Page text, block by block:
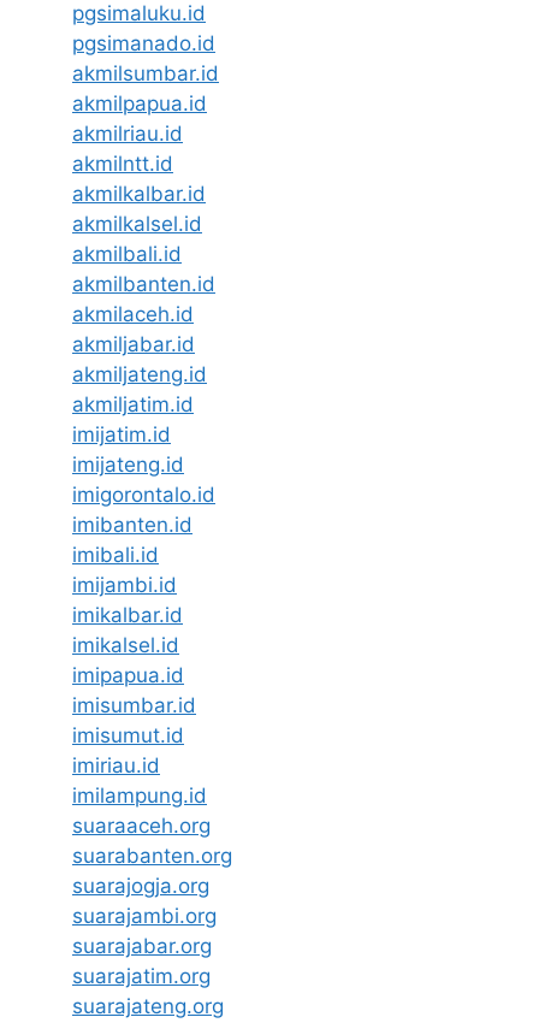
pgsimaluku.id
pgsimanado.id
akmilsumbar.id
akmilpapua.id
akmilriau.id
akmilntt.id
akmilkalbar.id
akmilkalsel.id
akmilbali.id
akmilbanten.id
akmilaceh.id
akmiljabar.id
akmiljateng.id
akmiljatim.id
imijatim.id
imijateng.id
imigorontalo.id
imibanten.id
imibali.id
imijambi.id
imikalbar.id
imikalsel.id
imipapua.id
imisumbar.id
imisumut.id
imiriau.id
imilampung.id
suaraaceh.org
suarabanten.org
suarajogja.org
suarajambi.org
suarajabar.org
suarajatim.org
suarajateng.org